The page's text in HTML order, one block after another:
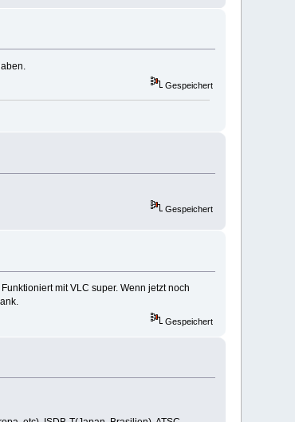
Gespeichert
Gespeichert
mit VLC super. Wenn jetzt noch
Gespeichert